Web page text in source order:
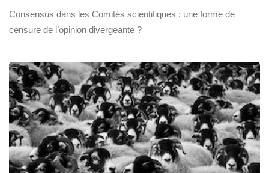
Consensus dans les Comités scientifiques : une forme de
censure de l’opinion divergeante ?